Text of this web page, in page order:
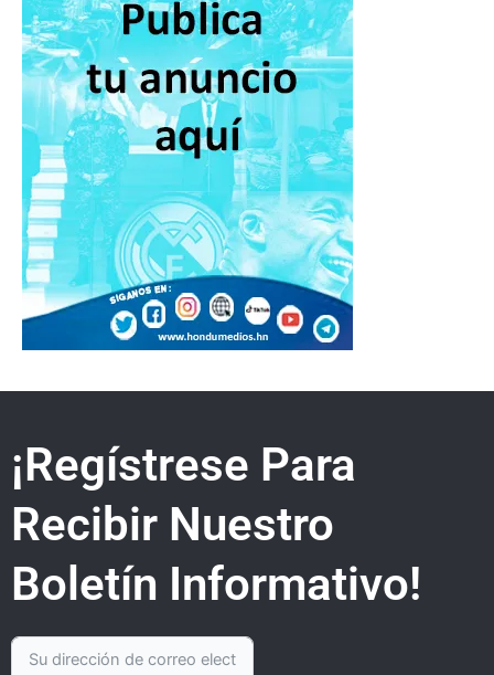
¡Regístrese Para
Recibir Nuestro
Boletín Informativo!